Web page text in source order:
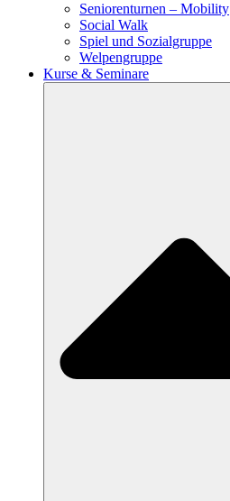
Seniorenturnen – Mobility
Social Walk
Spiel und Sozialgruppe
Welpengruppe
Kurse & Seminare